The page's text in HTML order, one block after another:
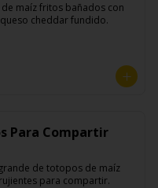
maíz fritos bañados con
cheddar fundido.
Para Compartir
de totopos de maíz
para compartir.